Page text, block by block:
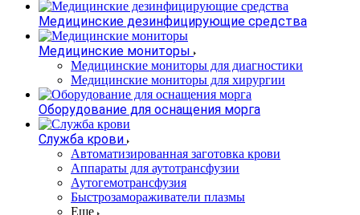
Медицинские дезинфицирующие средства
Медицинские мониторы
Медицинские мониторы для диагностики
Медицинские мониторы для хирургии
Оборудование для оснащения морга
Служба крови
Автоматизированная заготовка крови
Аппараты для аутотрансфузии
Аутогемотрансфузия
Быстрозамораживатели плазмы
Еще